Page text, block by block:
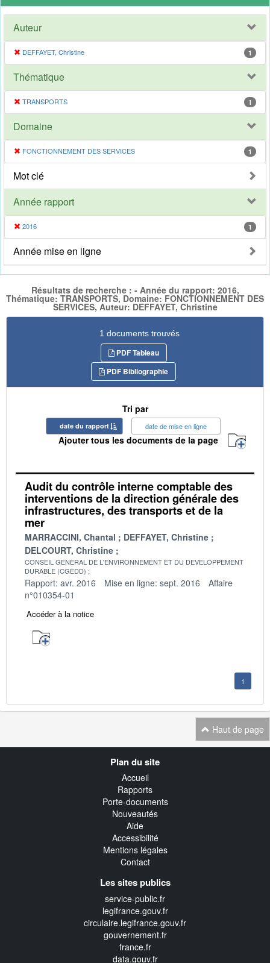
Auteur
DEFFAYET, Christine 1
Thématique
TRANSPORTS 1
Domaine
FONCTIONNEMENT DES SERVICES 1
Mot clé
Année rapport
2016 1
Année mise en ligne
Résultats de recherche : - Année du rapport: 2016,
Thématique: TRANSPORTS, Domaine: FONCTIONNEMENT DES
SERVICES, Auteur: DEFFAYET, Christine
1 documents trouvés
PDF Tableau
PDF Bibliographie
Tri par
date du rapport date de mise en ligne
Ajouter tous les documents de la page
Audit du contrôle interne comptable des
interventions de la direction générale des
infrastructures, des transports et de la
mer
MARRACCINI, Chantal
DEFFAYET, Christine
DELCOURT, Christine
CONSEIL GENERAL DE L'ENVIRONNEMENT ET DU DEVELOPPEMENT
DURABLE (CGEDD)
Rapport: avr. 2016 Mise en ligne: sept. 2016
Affaire
n°010354-01
Accéder à la notice
1
Haut de page
Plan du site
Accueil
Rapports
Porte-documents
Nouveautés
Aide
Accessibilité
Mentions légales
Contact
Les sites publics
service-public.fr
legifrance.gouv.fr
circulaire.legifrance.gouv.fr
gouvernement.fr
france.fr
data.gouv.fr